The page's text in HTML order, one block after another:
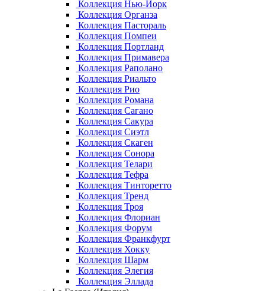
Коллекция Нью-Йорк
Коллекция Органза
Коллекция Пастораль
Коллекция Помпеи
Коллекция Портланд
Коллекция Примавера
Коллекция Раполано
Коллекция Риальто
Коллекция Рио
Коллекция Романа
Коллекция Сагано
Коллекция Сакура
Коллекция Сиэтл
Коллекция Скаген
Коллекция Сонора
Коллекция Телари
Коллекция Тефра
Коллекция Тинторетто
Коллекция Тренд
Коллекция Троя
Коллекция Флориан
Коллекция Форум
Коллекция Франкфурт
Коллекция Хокку
Коллекция Шарм
Коллекция Элегия
Коллекция Эллада